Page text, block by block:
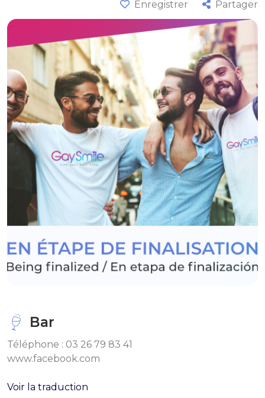
Enregistrer Partager
Bar
Téléphone : 03 26 79 83 41
www.facebook.com
Voir la traduction